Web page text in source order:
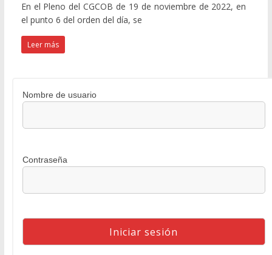
En el Pleno del CGCOB de 19 de noviembre de 2022, en
el punto 6 del orden del día, se
Leer más
Nombre de usuario
Contraseña